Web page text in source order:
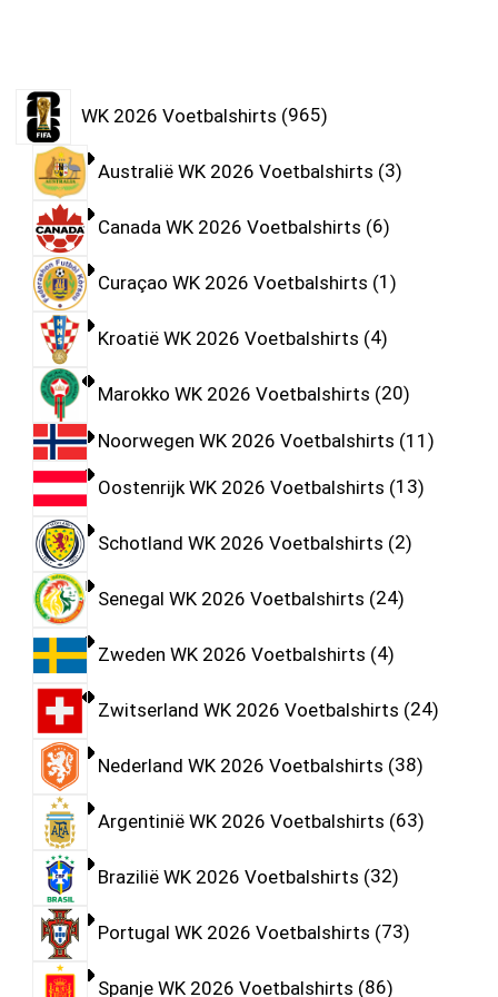
WK 2026 Voetbalshirts 965
Australië WK 2026 Voetbalshirts 3
Canada WK 2026 Voetbalshirts 6
Curaçao WK 2026 Voetbalshirts 1
Kroatië WK 2026 Voetbalshirts 4
Marokko WK 2026 Voetbalshirts 20
Noorwegen WK 2026 Voetbalshirts 11
Oostenrijk WK 2026 Voetbalshirts 13
Schotland WK 2026 Voetbalshirts 2
Senegal WK 2026 Voetbalshirts 24
Zweden WK 2026 Voetbalshirts 4
Zwitserland WK 2026 Voetbalshirts 24
Nederland WK 2026 Voetbalshirts 38
Argentinië WK 2026 Voetbalshirts 63
Brazilië WK 2026 Voetbalshirts 32
Portugal WK 2026 Voetbalshirts 73
Spanje WK 2026 Voetbalshirts 86